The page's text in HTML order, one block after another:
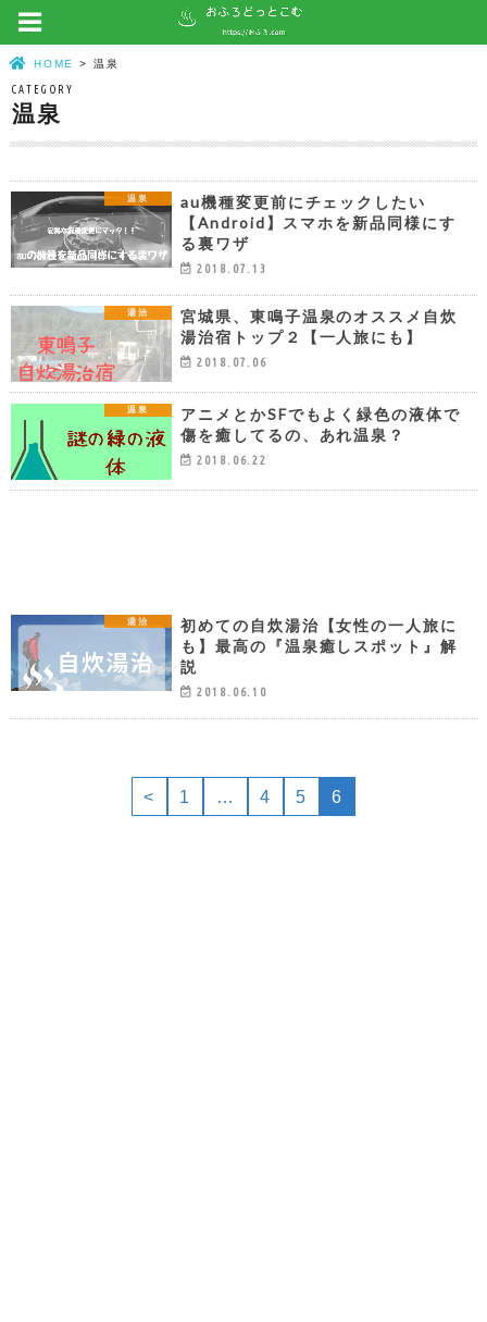
HOME 温泉
CATEGORY
温泉
温泉
au機種変更前にチェックしたい
【Android】スマホを新品同様にす
る裏ワザ
2018.07.13
湯治
宮城県、東鳴子温泉のオススメ自炊
湯治宿トップ２【一人旅にも】
2018.07.06
温泉
アニメとかSFでもよく緑色の液体で
傷を癒してるの、あれ温泉？
2018.06.22
湯治
初めての自炊湯治【女性の一人旅に
も】最高の『温泉癒しスポット』解
説
2018.06.10
< 1 … 4 5 6